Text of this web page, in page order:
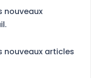
nouveaux
nouveaux articles